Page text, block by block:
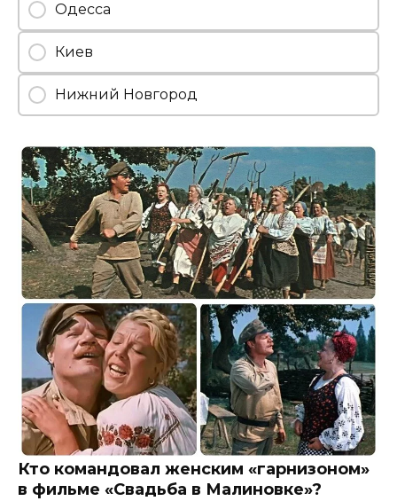
Одесса
Киев
Нижний Новгород
Кто командовал женским «гарнизоном»
в фильме «Свадьба в Малиновке»?